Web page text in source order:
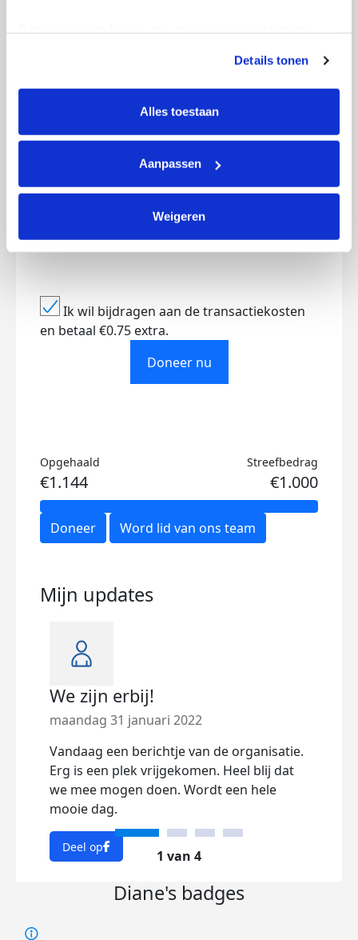
tonen. Je kunt je toestemming op elk moment wijzigen of
intrekken via Cookie instellingen onderaan de pagina. De
lijst met cookies is te vinden in het tabblad “details”.
Details tonen
Alles toestaan
Aanpassen
Weigeren
Creditcard
Ik wil bijdragen aan de transactiekosten
en betaal €0.75 extra.
Doneer nu
Opgehaald
€1.144
Streefbedrag
€1.000
Doneer Word lid van ons team
Mijn updates
We zijn erbij!
maandag 31 januari 2022
Vandaag een berichtje van de organisatie.
Erg is een plek vrijgekomen. Heel blij dat
we mee mogen doen. Wordt een hele
mooie dag.
Deel op
1 van 4
Diane's badges